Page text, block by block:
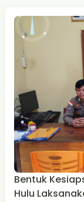
Bentuk
Hulu